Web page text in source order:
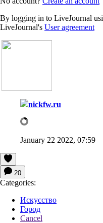
By logging in to LiveJournal
LiveJournal's User agreement
nickfw.ru
January 22 2022, 07:59
20
Categories:
Искусство
Город
Cancel